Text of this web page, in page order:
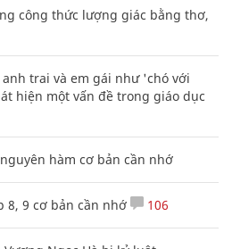
công thức lượng giác bằng thơ,
trai và em gái như 'chó với
hiện một vấn đề trong giáo dục
hàm cơ bản cần nhớ
8, 9 cơ bản cần nhớ 106